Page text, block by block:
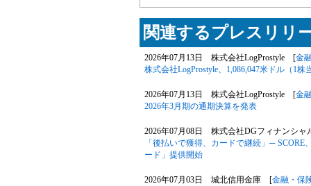
関連するプレスリリ
2026年07月13日 株式会社LogProstyle [金
株式会社LogProstyle、1,086,047米ドル（1
2026年07月13日 株式会社LogProstyle [金
2026年3月期の通期決算を発表
2026年07月08日 株式会社DGフィナンシ
「後払いで獲得、カードで継続」─
ード」提供開始
2026年07月03日 城北信用金庫 [金融・保